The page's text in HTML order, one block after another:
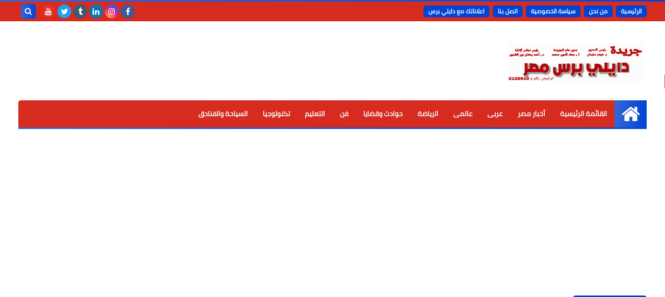
الرئيسية من نحن سياسة الخصوصية اتصل بنا اعلاناتك مع دايلي برس
الرئيسية
القائمة الرئيسية أخبار مصر عربى عالمى الرياضة حوادث وقضايا فن التعليم تكنولوجيا السياحة والفنادق